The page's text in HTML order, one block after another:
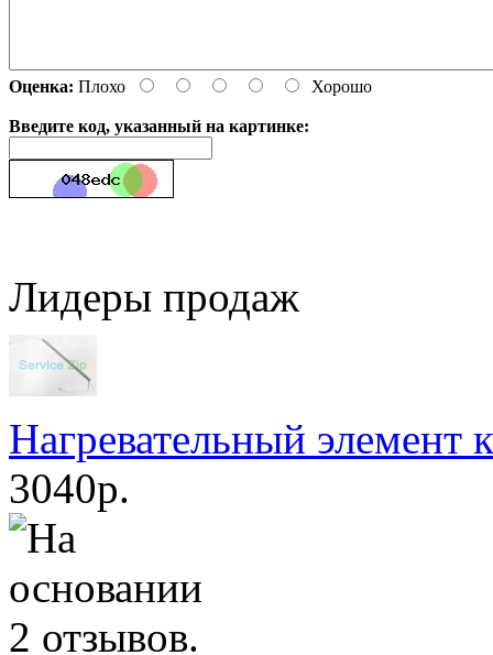
Оценка: Плохо Хорошо
Введите код, указанный на картинке:
Лидеры продаж
Нагревательный элемент
3040р.